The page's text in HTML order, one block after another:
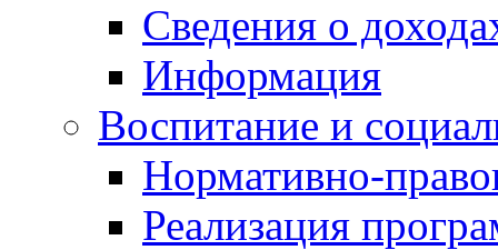
Сведения о
Информация
Воспитание и
Нормативно-
Реализация